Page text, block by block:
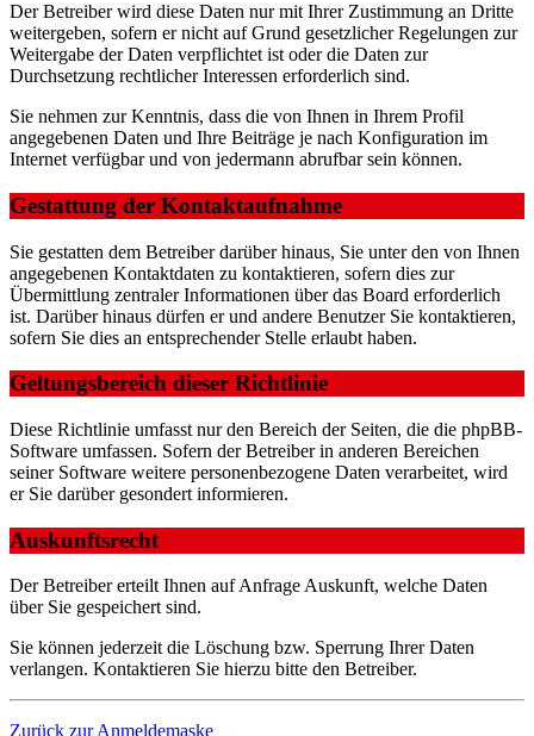
Der Betreiber wird diese Daten nur mit Ihrer Zustimmung an Dritte
weitergeben, sofern er nicht auf Grund gesetzlicher Regelungen zur
Weitergabe der Daten verpflichtet ist oder die Daten zur
Durchsetzung rechtlicher Interessen erforderlich sind.
Sie nehmen zur Kenntnis, dass die von Ihnen in Ihrem Profil
angegebenen Daten und Ihre Beiträge je nach Konfiguration im
Internet verfügbar und von jedermann abrufbar sein können.
Gestattung der Kontaktaufnahme
Sie gestatten dem Betreiber darüber hinaus, Sie unter den von Ihnen
angegebenen Kontaktdaten zu kontaktieren, sofern dies zur
Übermittlung zentraler Informationen über das Board erforderlich
ist. Darüber hinaus dürfen er und andere Benutzer Sie kontaktieren,
sofern Sie dies an entsprechender Stelle erlaubt haben.
Geltungsbereich dieser Richtlinie
Diese Richtlinie umfasst nur den Bereich der Seiten, die die phpBB-
Software umfassen. Sofern der Betreiber in anderen Bereichen
seiner Software weitere personenbezogene Daten verarbeitet, wird
er Sie darüber gesondert informieren.
Auskunftsrecht
Der Betreiber erteilt Ihnen auf Anfrage Auskunft, welche Daten
über Sie gespeichert sind.
Sie können jederzeit die Löschung bzw. Sperrung Ihrer Daten
verlangen. Kontaktieren Sie hierzu bitte den Betreiber.
Zurück zur Anmeldemaske